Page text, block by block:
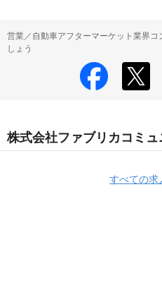
営業／自動車アフターマーケット業界
しょう
株式会社ファブリカコミ
すべての求